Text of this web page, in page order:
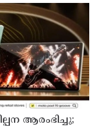
ആരംഭിച്ചു;